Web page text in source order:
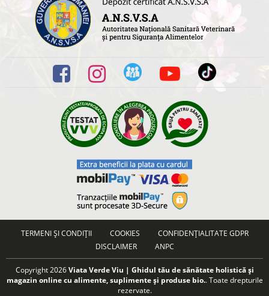
TERMENI ȘI CONDIȚII COOKIES
CONFIDENȚIALITATE GDPR
DISCLAIMER
ANPC
Copyright 2026Viata Verde Viu | Ghidul tău de sănătate holistică și
magazin online cu alimente, suplimente și produse bio.. Toate drepturile
rezervate.